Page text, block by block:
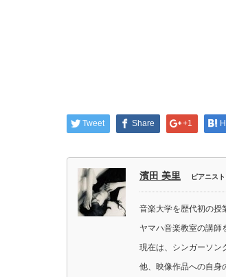
Tweet Share +1
濱田 美里 ピアニス
音楽大学を歴代初の授
ヤマハ音楽教室の講師
現在は、シンガーソン
他、映像作品への自身